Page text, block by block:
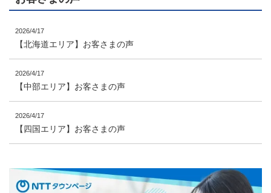
2026/4/17
【北海道エリア】お客さまの声
2026/4/17
【中部エリア】お客さまの声
2026/4/17
【四国エリア】お客さまの声